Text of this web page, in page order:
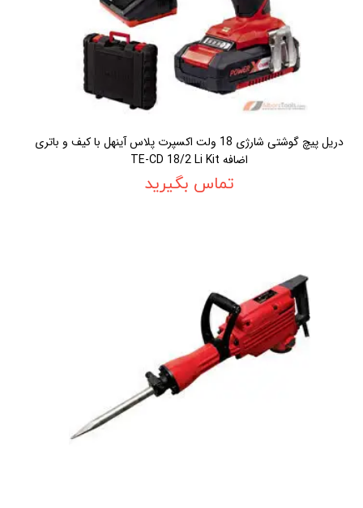
دريل پيچ گوشتی شارژی 18 ولت اکسپرت پلاس آينهل با کيف و باتری
اضافه TE-CD 18/2 Li Kit
تماس بگیرید